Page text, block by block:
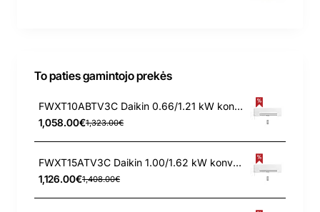
To paties gamintojo prekės
FWXT10ABTV3C Daikin 0.66/1.21 kW konvektorius
1,058.00€1,323.00€
FWXT15ATV3C Daikin 1.00/1.62 kW konvektorius
1,126.00€1,408.00€